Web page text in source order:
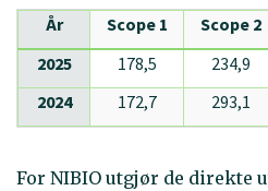
År Scope 1 Scope 2
2025
178,5 234,9
2024
172,7 293,1
For NIBIO utgjør de direkte